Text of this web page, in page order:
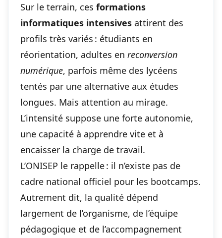
Sur le terrain, ces formations
informatiques intensives attirent des
profils très variés : étudiants en
réorientation, adultes en reconversion
numérique, parfois même des lycéens
tentés par une alternative aux études
longues. Mais attention au mirage.
L’intensité suppose une forte autonomie,
une capacité à apprendre vite et à
encaisser la charge de travail.
L’ONISEP le rappelle : il n’existe pas de
cadre national officiel pour les bootcamps.
Autrement dit, la qualité dépend
largement de l’organisme, de l’équipe
pédagogique et de l’accompagnement